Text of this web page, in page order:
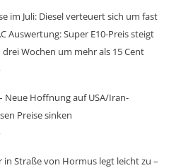
im Juli: Diesel verteuert sich um fast
Auswertung: Super E10-Preis steigt
Wochen um mehr als 15 Cent
Neue Hoffnung auf USA/Iran-
Preise sinken
in Straße von Hormus legt leicht zu –